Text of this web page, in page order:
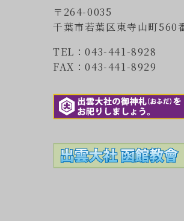
〒264-0035
千葉市若葉区東寺山町560
TEL：043-441-8928
FAX：043-441-8929